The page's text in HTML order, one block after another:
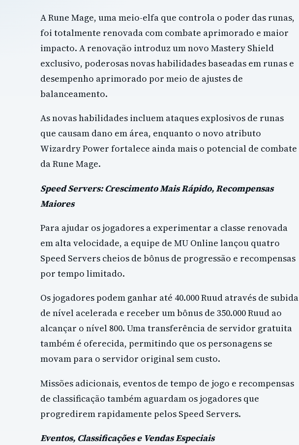
A Rune Mage, uma meio-elfa que controla o poder das runas,
foi totalmente renovada com combate aprimorado e maior
impacto. A renovação introduz um novo Mastery Shield
exclusivo, poderosas novas habilidades baseadas em runas e
desempenho aprimorado por meio de ajustes de
balanceamento.
As novas habilidades incluem ataques explosivos de runas
que causam dano em área, enquanto o novo atributo
Wizardry Power fortalece ainda mais o potencial de combate
da Rune Mage.
Speed Servers: Crescimento Mais Rápido, Recompensas
Maiores
Para ajudar os jogadores a experimentar a classe renovada
em alta velocidade, a equipe de MU Online lançou quatro
Speed Servers cheios de bônus de progressão e recompensas
por tempo limitado.
Os jogadores podem ganhar até 40.000 Ruud através de subida
de nível acelerada e receber um bônus de 350.000 Ruud ao
alcançar o nível 800. Uma transferência de servidor gratuita
também é oferecida, permitindo que os personagens se
movam para o servidor original sem custo.
Missões adicionais, eventos de tempo de jogo e recompensas
de classificação também aguardam os jogadores que
progredirem rapidamente pelos Speed Servers.
Eventos, Classificações e Vendas Especiais